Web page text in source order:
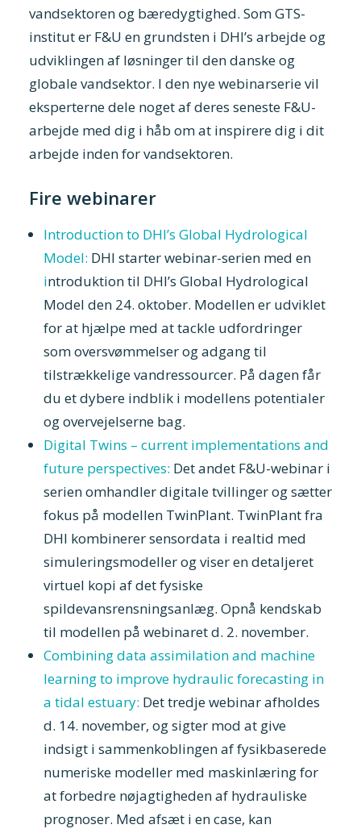
vandsektoren og bæredygtighed. Som GTS-
institut er F&U en grundsten i DHI’s arbejde og
udviklingen af løsninger til den danske og
globale vandsektor. I den nye webinarserie vil
eksperterne dele noget af deres seneste F&U-
arbejde med dig i håb om at inspirere dig i dit
arbejde inden for vandsektoren.
Fire webinarer
Introduction to DHI’s Global Hydrological
Model: DHI starter webinar-serien med en
introduktion til DHI’s Global Hydrological
Model den 24. oktober. Modellen er udviklet
for at hjælpe med at tackle udfordringer
som oversvømmelser og adgang til
tilstrækkelige vandressourcer. På dagen får
du et dybere indblik i modellens potentialer
og overvejelserne bag.
Digital Twins – current implementations and
future perspectives: Det andet F&U-webinar i
serien omhandler digitale tvillinger og sætter
fokus på modellen TwinPlant. TwinPlant fra
DHI kombinerer sensordata i realtid med
simuleringsmodeller og viser en detaljeret
virtuel kopi af det fysiske
spildevansrensningsanlæg. Opnå kendskab
til modellen på webinaret d. 2. november.
Combining data assimilation and machine
learning to improve hydraulic forecasting in
a tidal estuary: Det tredje webinar afholdes
d. 14. november, og sigter mod at give
indsigt i sammenkoblingen af fysikbaserede
numeriske modeller med maskinlæring for
at forbedre nøjagtigheden af hydrauliske
prognoser. Med afsæt i en case, kan